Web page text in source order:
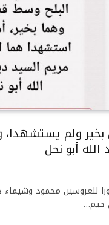
ولم يستشهدا،
أبو نحل
للعروسين محمود
خيم…